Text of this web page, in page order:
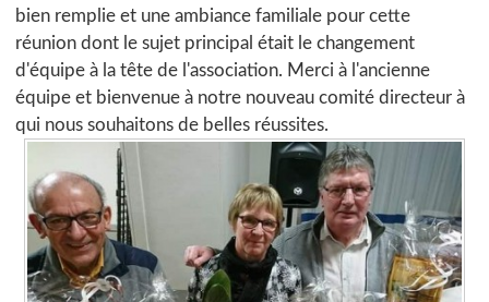
bien remplie et une ambiance familiale pour cette
réunion dont le sujet principal était le changement
d'équipe à la tête de l'association. Merci à l'ancienne
équipe et bienvenue à notre nouveau comité directeur à
qui nous souhaitons de belles réussites.